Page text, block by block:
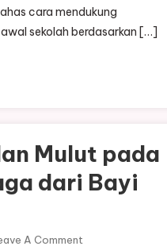
Awal
Sekolah
cara mendukung
sekolah berdasarkan […]
Mulut pada
dari Bayi
A CommentOn